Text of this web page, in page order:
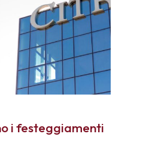
i festeggiamenti